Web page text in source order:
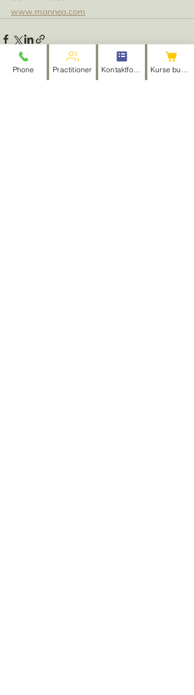
www.mannea.com
Phone Practitioner Kontaktformular